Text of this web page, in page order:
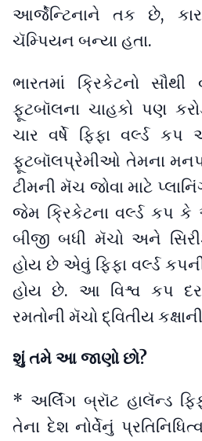
આર્જેન્ટિનાને તક છે,
ચૅમ્પિયન બન્યા હતા.
ભારતમાં ક્રિકેટનો
ફૂટબૉલના ચાહકો પણ
ચાર વર્ષે ફિફા વર્લ્ડ
ફૂટબૉલપ્રેમીઓ તેમના
ટીમની મૅચ જોવા માટે
જેમ ક્રિકેટના વર્લ્ડ કપ
બીજી બધી મૅચો અને
હોય છે એવું ફિફા વર્લ્ડ
હોય છે. આ વિશ્વ કપ
રમતોની મૅચો દ્વિતીય
શું તમે આ જાણો છો?
* અર્લિંગ બ્રૉટ હાલૅન્ડ
તેના દેશ નોર્વેનું